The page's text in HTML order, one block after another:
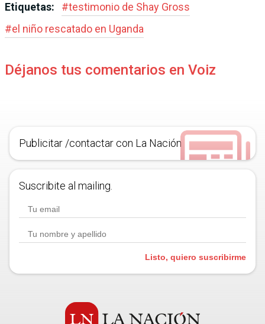
Etiquetas: #testimonio de Shay Gross
#el niño rescatado en Uganda
Déjanos tus comentarios en Voiz
Publicitar /contactar con La Nación
Suscribite al mailing.
Listo, quiero suscribirme